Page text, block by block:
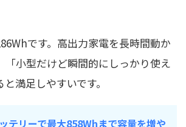
です。高出力家電を長時間動か
「小型だけど瞬間的にしっかり使え
満足しやすいです。
テリーで最大858Whまで容量を増や